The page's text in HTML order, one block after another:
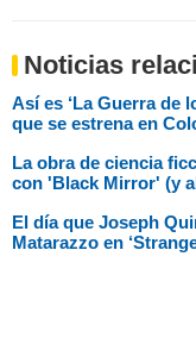
Noticias
Así es ‘La Guerra de
que se estrena en
La obra de ciencia
con 'Black Mirror' (y
El día que Joseph
Matarazzo en